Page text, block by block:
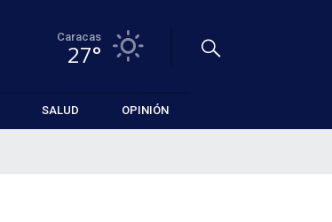
Caracas
27°
SALUD OPINIÓN